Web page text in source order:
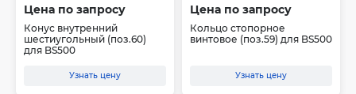
Цена по запросу
Конус внутренний
шестиугольный (поз.60)
для BS500
Узнать цену
Цена по запросу
Кольцо стопорное
винтовое (поз.59) для BS500
Узнать цену